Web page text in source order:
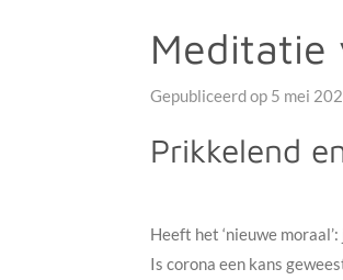
Meditatie
Gepubliceerd op 5 mei
Prikkelend
Heeft het ‘nieuwe
Is corona een kans